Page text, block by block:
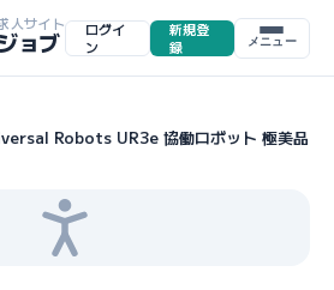
人サイト
ョブ
ログイ
ン
新規登
録
メニュー
Robots UR3e 協働ロボット 極美品